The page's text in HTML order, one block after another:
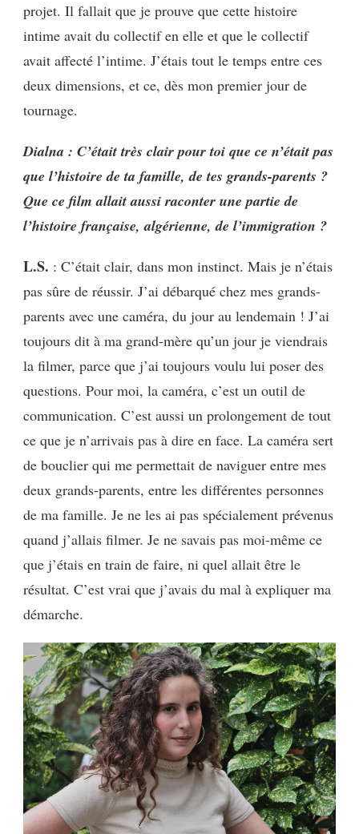
projet. Il fallait que je prouve que cette histoire
intime avait du collectif en elle et que le collectif
avait affecté l’intime. J’étais tout le temps entre ces
deux dimensions, et ce, dès mon premier jour de
tournage.
Dialna : C’était très clair pour toi que ce n’était pas
que l’histoire de ta famille, de tes grands-parents ?
Que ce film allait aussi raconter une partie de
l’histoire française, algérienne, de l’immigration ?
L.S. : C’était clair, dans mon instinct. Mais je n’étais
pas sûre de réussir. J’ai débarqué chez mes grands-
parents avec une caméra, du jour au lendemain ! J’ai
toujours dit à ma grand-mère qu’un jour je viendrais
la filmer, parce que j’ai toujours voulu lui poser des
questions. Pour moi, la caméra, c’est un outil de
communication. C’est aussi un prolongement de tout
ce que je n’arrivais pas à dire en face. La caméra sert
de bouclier qui me permettait de naviguer entre mes
deux grands-parents, entre les différentes personnes
de ma famille. Je ne les ai pas spécialement prévenus
quand j’allais filmer. Je ne savais pas moi-même ce
que j’étais en train de faire, ni quel allait être le
résultat. C’est vrai que j’avais du mal à expliquer ma
démarche.